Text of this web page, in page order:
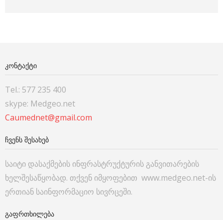
ᲙᲝᲜᲢᲐᲥᲢᲘ
Tel.: 577 235 400
skype: Medgeo.net
Caumednet@gmail.com
ᲩᲕᲔᲜᲡ ᲨᲔᲡᲐᲮᲔᲑ
საიტი დასაქმების ინფრასტრუქტურის განვითარების
ხელშესაწყობად. თქვენ იმყოფებით www.medgeo.net-ის
ერთიან საინფორმაციო სივრცეში.
ᲒᲐᲤᲠᲗᲮᲘᲚᲔᲑᲐ